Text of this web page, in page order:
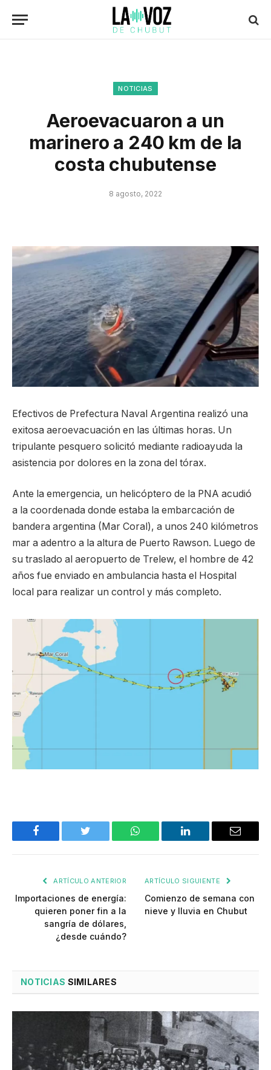
NOTICIAS
Aeroevacuaron a un
marinero a 240 km de la
costa chubutense
8 agosto, 2022
Efectivos de Prefectura Naval Argentina realizó una
exitosa aeroevacuación en las últimas horas. Un
tripulante pesquero solicitó mediante radioayuda la
asistencia por dolores en la zona del tórax.
Ante la emergencia, un helicóptero de la PNA acudió
a la coordenada donde estaba la embarcación de
bandera argentina (Mar Coral), a unos 240 kilómetros
mar a adentro a la altura de Puerto Rawson. Luego de
su traslado al aeropuerto de Trelew, el hombre de 42
años fue enviado en ambulancia hasta el Hospital
local para realizar un control y más completo.
Facebook Twitter WhatsApp LinkedIn Email
ARTÍCULO ANTERIOR
Importaciones de energía:
quieren poner fin a la
sangría de dólares,
¿desde cuándo?
ARTÍCULO SIGUIENTE
Comienzo de semana con
nieve y lluvia en Chubut
NOTICIAS SIMILARES